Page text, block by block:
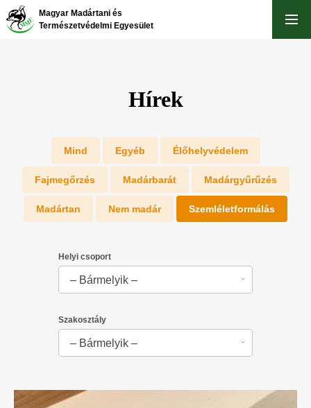
Ugrás
Magyar Madártani és
Természetvédelmi Egyesület
Hírek
Egyéb Élőhelyvédelem
Fajmegőrzés Madárbarát Madárgyűrűzés
Madártan Nem madár Szemléletformálás
Helyi csoport
– Bármelyik –
Szakosztály
– Bármelyik –